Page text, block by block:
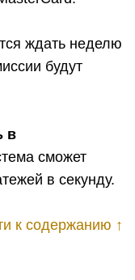
ждать неделю
будут
в
сможет
в секунду.
к содержанию ↑